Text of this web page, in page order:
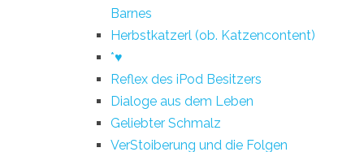
Barnes
Herbstkatzerl (ob. Katzencontent)
*♥
Reflex des iPod Besitzers
Dialoge aus dem Leben
Geliebter Schmalz
VerStoiberung und die Folgen